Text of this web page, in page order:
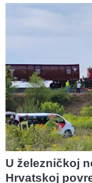
U železničkoj
Hrvatskoj